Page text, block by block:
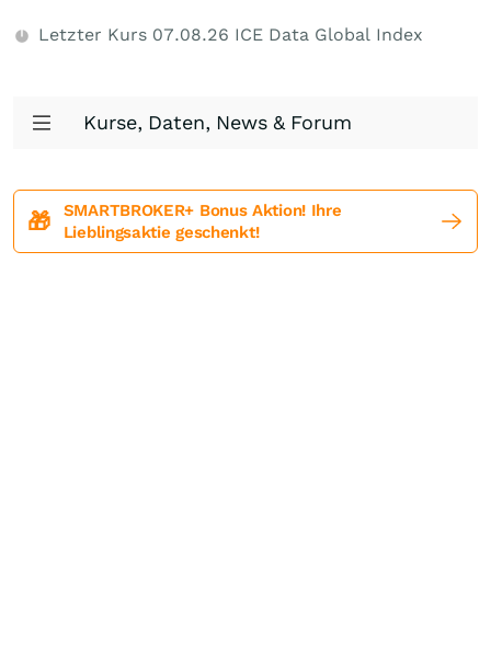
Letzter Kurs 07.08.26 ICE Data Global Index
Kurse, Daten, News & Forum
🎁
SMARTBROKER+ Bonus Aktion! Ihre
Lieblingsaktie geschenkt!